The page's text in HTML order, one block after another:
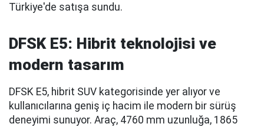
Türkiye'de satışa sundu.
DFSK E5: Hibrit teknolojisi ve
modern tasarım
DFSK E5, hibrit SUV kategorisinde yer alıyor ve
kullanıcılarına geniş iç hacim ile modern bir sürüş
deneyimi sunuyor. Araç, 4760 mm uzunluğa, 1865